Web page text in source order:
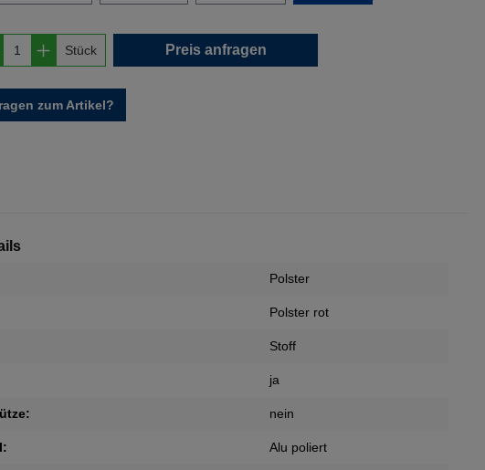
Anzahl: Gib den gewünschten Wert ein
Stück Preis anfragen
zum Artikel?
Polster
Polster rot
Stoff
ja
nein
Alu poliert